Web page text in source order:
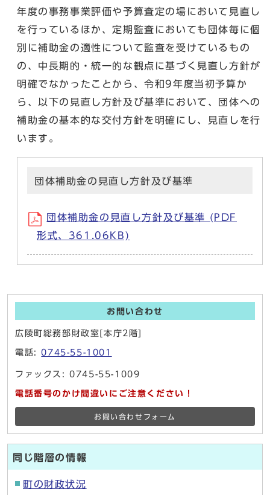
年度の事務事業評価や予算査定の場において見直し
を行っているほか、定期監査においても団体毎に個
別に補助金の適性について監査を受けているもの
の、中長期的・統一的な観点に基づく見直し方針が
明確でなかったことから、令和9年度当初予算か
ら、以下の見直し方針及び基準において、団体への
補助金の基本的な交付方針を明確にし、見直しを行
います。
団体補助金の見直し方針及び基準
団体補助金の見直し方針及び基準 (PDF
形式、361.06KB)
お問い合わせ
広陵町総務部財政室[本庁2階]
電話:0745-55-1001
ファックス: 0745-55-1009
電話番号のかけ間違いにご注意ください！
お問い合わせフォーム
同じ階層の情報
町の財政状況